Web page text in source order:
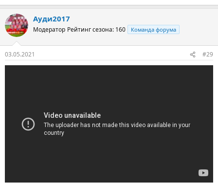
Ауди2017
Модератор Рейтинг сезона: 160 Команда форума
03.05.2021 #29